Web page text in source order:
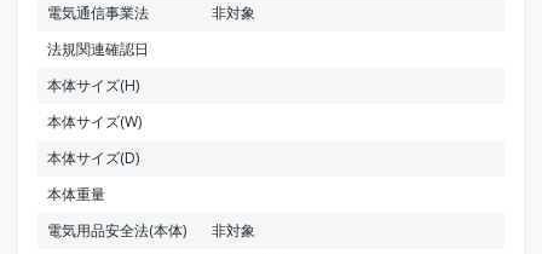
電気通信事業法
非対象
法規関連確認日
本体サイズ(H)
本体サイズ(W)
本体サイズ(D)
本体重量
電気用品安全法(本体)
非対象